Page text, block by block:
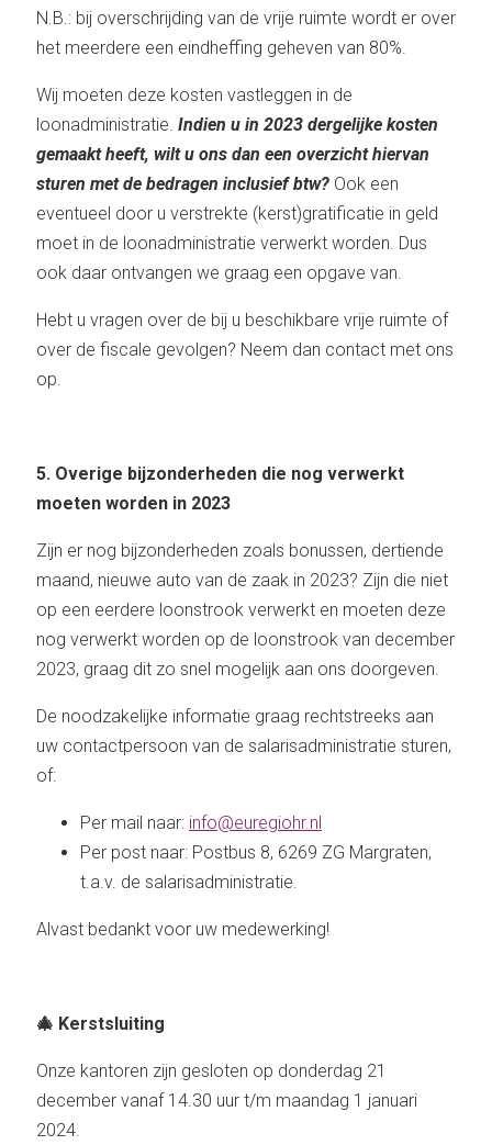
N.B.: bij overschrijding van de vrije ruimte wordt er over
het meerdere een eindheffing geheven van 80%.
Wij moeten deze kosten vastleggen in de
loonadministratie. Indien u in 2023 dergelijke kosten
gemaakt heeft, wilt u ons dan een overzicht hiervan
sturen met de bedragen inclusief btw? Ook een
eventueel door u verstrekte (kerst)gratificatie in geld
moet in de loonadministratie verwerkt worden. Dus
ook daar ontvangen we graag een opgave van.
Hebt u vragen over de bij u beschikbare vrije ruimte of
over de fiscale gevolgen? Neem dan contact met ons
op.
5. Overige bijzonderheden die nog verwerkt
moeten worden in 2023
Zijn er nog bijzonderheden zoals bonussen, dertiende
maand, nieuwe auto van de zaak in 2023? Zijn die niet
op een eerdere loonstrook verwerkt en moeten deze
nog verwerkt worden op de loonstrook van december
2023, graag dit zo snel mogelijk aan ons doorgeven.
De noodzakelijke informatie graag rechtstreeks aan
uw contactpersoon van de salarisadministratie sturen,
of:
Per mail naar: info@euregiohr.nl
Per post naar: Postbus 8, 6269 ZG Margraten,
t.a.v. de salarisadministratie.
Alvast bedankt voor uw medewerking!
🎄 Kerstsluiting
Onze kantoren zijn gesloten op donderdag 21
december vanaf 14.30 uur t/m maandag 1 januari
2024.